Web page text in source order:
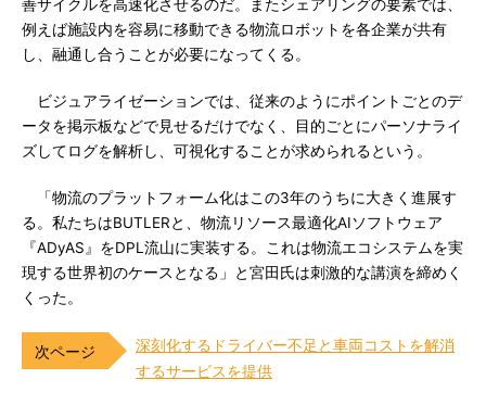
善サイクルを高速化させるのだ。またシェアリングの要素では、
例えば施設内を容易に移動できる物流ロボットを各企業が共有
し、融通し合うことが必要になってくる。
ビジュアライゼーションでは、従来のようにポイントごとのデ
ータを掲示板などで見せるだけでなく、目的ごとにパーソナライ
ズしてログを解析し、可視化することが求められるという。
「物流のプラットフォーム化はこの3年のうちに大きく進展す
る。私たちはBUTLERと、物流リソース最適化AIソフトウェア
『ADyAS』をDPL流山に実装する。これは物流エコシステムを実
現する世界初のケースとなる」と宮田氏は刺激的な講演を締めく
くった。
深刻化するドライバー不足と車両コストを解消
するサービスを提供